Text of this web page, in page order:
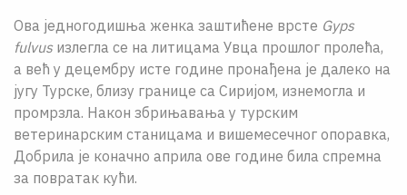
Ова једногодишња женка заштићене врсте Gyps
fulvusизлегла се на литицама Увца прошлог пролећа,
а већ у децембру исте године пронађена је далеко на
југу Турске, близу границе са Сиријом, изнемогла и
промрзла. Након збрињавања у турским
ветеринарским станицама и вишемесечног опоравка,
Добрила је коначно априла ове године била спремна
за повратак кући.